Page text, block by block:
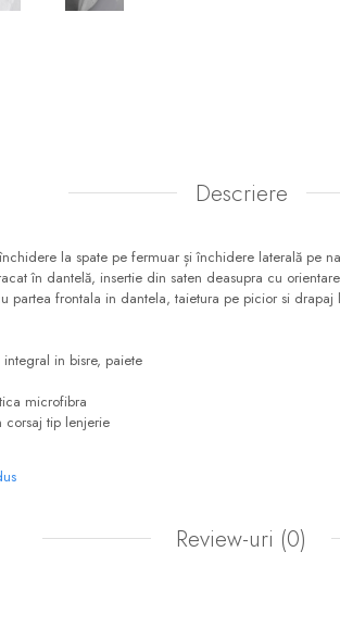
Descriere
la spate pe fermuar și închidere laterală pe
în dantelă, insertie din saten deasupra cu
partea frontala in dantela, taietura pe picior si
in bisre, paiete
microfibra
tip lenjerie
Review-uri (0)